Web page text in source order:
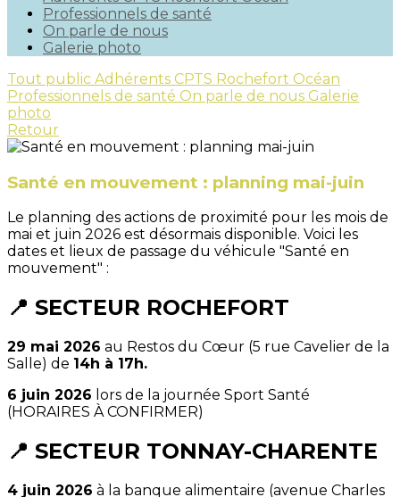
Professionnels de santé
On parle de nous
Galerie photo
Tout public Adhérents CPTS Rochefort Océan
Professionnels de santé On parle de nous Galerie
photo
Retour
Santé en mouvement : planning mai-juin
Le planning des actions de proximité pour les mois de
mai et juin 2026 est désormais disponible. Voici les
dates et lieux de passage du véhicule "Santé en
mouvement" :
📍 SECTEUR ROCHEFORT
29 mai 2026 au Restos du Cœur (5 rue Cavelier de la
Salle) de 14h à 17h.
6 juin 2026 lors de la journée Sport Santé
(HORAIRES À CONFIRMER)
📍 SECTEUR TONNAY-CHARENTE
4 juin 2026 à la banque alimentaire (avenue Charles